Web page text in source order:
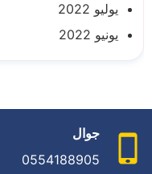
يوليو 2022
يونيو 2022
جوال
0554188905